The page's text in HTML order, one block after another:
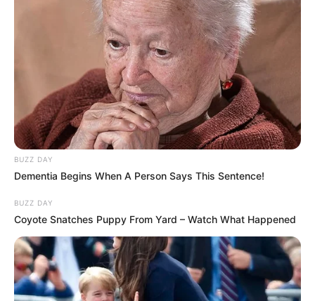
BUZZ DAY
Dementia Begins When A Person Says This Sentence!
BUZZ DAY
Coyote Snatches Puppy From Yard – Watch What Happened